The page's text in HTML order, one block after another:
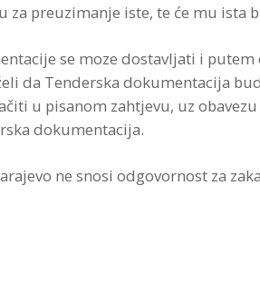
za preuzimanje iste, te će mu ista
se moze dostavljati i
da Tenderska dokumentacija
u pisanom zahtjevu, uz
dokumentacija.
ne snosi odgovornost za